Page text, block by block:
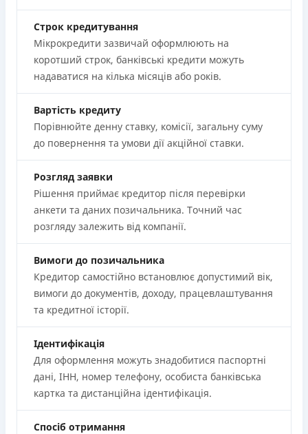
Строк кредитування
Мікрокредити зазвичай оформлюють на
коротший строк, банківські кредити можуть
надаватися на кілька місяців або років.
Вартість кредиту
Порівнюйте денну ставку, комісії, загальну суму
до повернення та умови дії акційної ставки.
Розгляд заявки
Рішення приймає кредитор після перевірки
анкети та даних позичальника. Точний час
розгляду залежить від компанії.
Вимоги до позичальника
Кредитор самостійно встановлює допустимий вік,
вимоги до документів, доходу, працевлаштування
та кредитної історії.
Ідентифікація
Для оформлення можуть знадобитися паспортні
дані, ІНН, номер телефону, особиста банківська
картка та дистанційна ідентифікація.
Спосіб отримання